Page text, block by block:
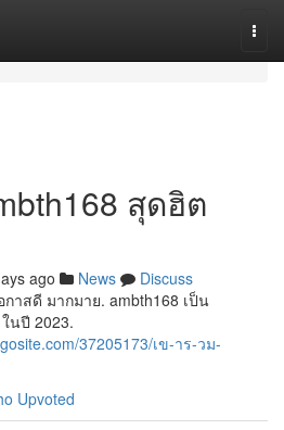
สุดฮิต
ago News
Discuss
าสดี มากมาย. ambth168 เป็น
นปี 2023.
37205173/เข-าร-วม-
Upvoted